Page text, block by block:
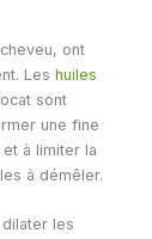
ont
Les huiles
sont
une fine
à limiter la
à démêler.
les